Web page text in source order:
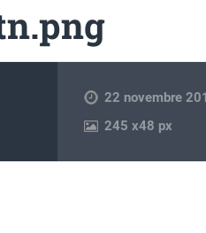
22 novembre
245x48 px